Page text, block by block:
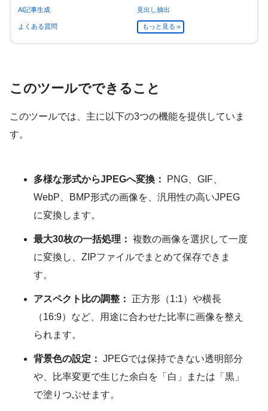
AI記事生成 見出し抽出
よくある質問 もっと見る
このツールでできること
このツールでは、主に以下の3つの機能を提供していま
す。
多様な形式からJPEGへ変換：
PNG、GIF、
WebP、BMP形式の画像を、汎用性の高いJPEG
に変換します。
最大30枚の一括処理： 複数の画像を選択して一度
に変換し、ZIPファイルでまとめて保存できま
す。
アスペクト比の調整：
正方形（1:1）や横長
（16:9）など、用途に合わせた比率に画像を整え
られます。
背景色の設定： JPEGでは保持できない透明部分
や、比率変更で生じた余白を「白」または「黒」
で塗りつぶせます。